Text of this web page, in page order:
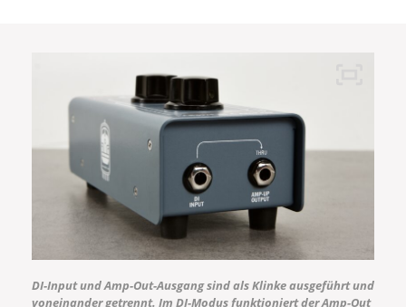
DI-Input und Amp-Out-Ausgang sind als Klinke ausgeführt und
voneinander getrennt. Im DI-Modus funktioniert der Amp-Out